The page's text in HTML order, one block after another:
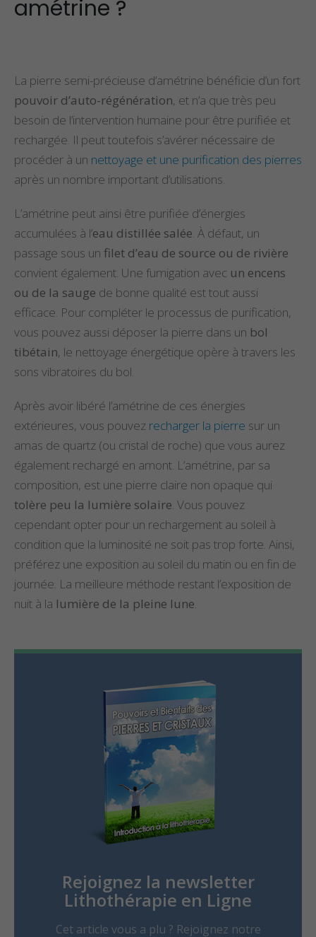
amétrine ?
La pierre semi-précieuse d’amétrine bénéficie d’un fort
pouvoir d’auto-régénération, et n’a que très peu
besoin de l’intervention humaine pour être purifiée et
rechargée. Il peut toutefois s’avérer nécessaire de
procéder à un nettoyage et une purification des pierres
après un nombre important d’utilisations.
L’amétrine peut ainsi être purifiée d’énergies
accumulées à l’eau distillée salée. À défaut, un
passage sous un filet d’eau de source ou de rivière
convient également. Une fumigation avec un encens
ou de la sauge de bonne qualité est tout aussi
efficace. Pour compléter le processus de purification,
vous pouvez aussi déposer la pierre dans un bol
tibétain, le nettoyage énergétique opère à travers les
sons vibratoires du bol.
Après avoir libéré l’amétrine de ces énergies
extérieures, vous pouvez recharger la pierre sur un
amas de quartz (ou cristal de roche) que vous aurez
également rechargé en amont. L’amétrine, par sa
composition, est une pierre claire non opaque qui
tolère peu la lumière solaire. Vous pouvez
cependant opter pour un rechargement au soleil à
condition que la luminosité ne soit pas trop forte. Ainsi,
préférez une exposition au soleil du matin ou en fin de
journée. La meilleure méthode restant l’exposition de
nuit à la lumière de la pleine lune.
Rejoignez la newsletter
Lithothérapie en Ligne
Cet article vous a plu ? Rejoignez notre